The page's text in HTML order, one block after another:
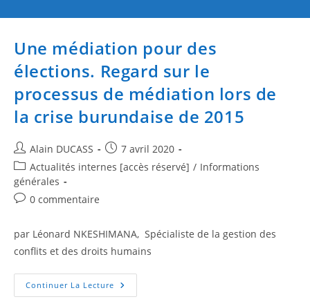
Une médiation pour des
élections. Regard sur le
processus de médiation lors de
la crise burundaise de 2015
Alain DUCASS
7 avril 2020
Actualités internes [accès réservé] / Informations
générales
0 commentaire
par Léonard NKESHIMANA, Spécialiste de la gestion des
conflits et des droits humains
Continuer La Lecture